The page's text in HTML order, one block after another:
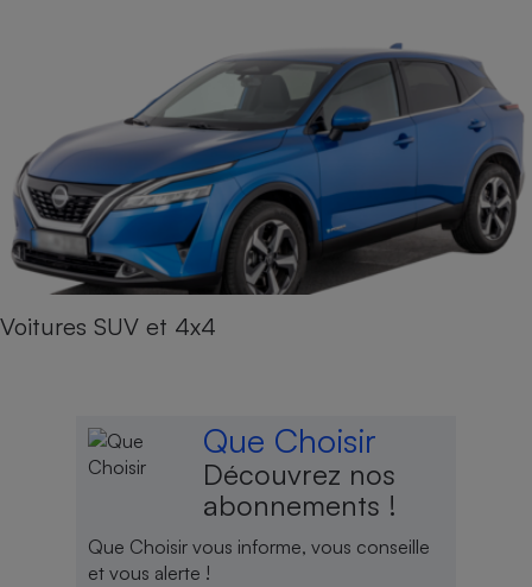
Voitures SUV et 4x4
Que Choisir
Découvrez nos
abonnements !
Que Choisir vous informe, vous conseille
et vous alerte !